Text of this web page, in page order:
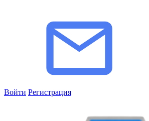
Войти Регистрация